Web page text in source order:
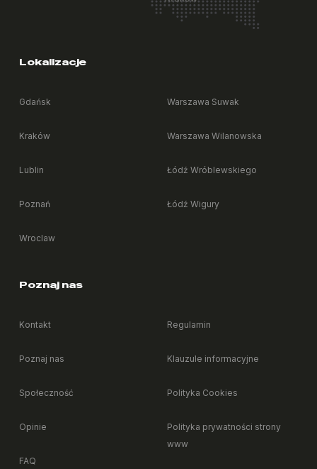
Lokalizacje
Gdańsk
Kraków
Lublin
Poznań
Wroclaw
Warszawa Suwak
Warszawa Wilanowska
Łódź Wróblewskiego
Łódź Wigury
Poznaj nas
Kontakt
Poznaj nas
Społeczność
Opinie
FAQ
Regulamin
Klauzule informacyjne
Polityka Cookies
Polityka prywatności strony
www